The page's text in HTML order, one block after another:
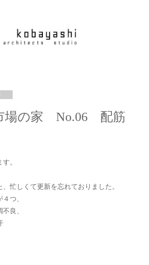
場の家 No.06 配筋
。
忙しくて更新を忘れておりました。
つ、
良、